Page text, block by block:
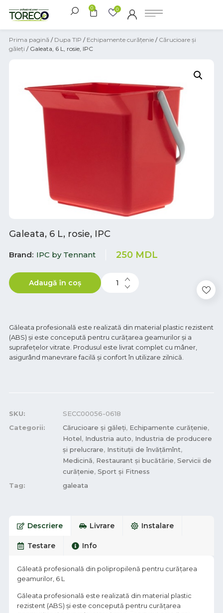
0 0
Prima pagină / Dupa TIP / Echipamente curățenie / Cărucioare și
găleți / Galeata, 6 L, rosie, IPC
Galeata, 6 L, rosie, IPC
Brand IPC by Tennant 250 MDL
Adaugă în coș
Găleata profesională este realizată din material plastic rezistent
(ABS) și este concepută pentru curățarea geamurilor și a
suprafețelor vitrate. Produsul este livrat complet cu mâner,
asigurând manevrare facilă și confort în utilizare zilnică.
SKU:
SECC00056-0618
Categorii:
Cărucioare și găleți, Echipamente curățenie,
Hotel, Industria auto, Industria de producere
și prelucrare, Instituții de învățămînt,
Medicină, Restaurant și bucătărie, Servicii de
curățenie, Sport și Fitness
Tag:
galeata
Descriere Livrare Instalare
Testare Info
Găleată profesională din polipropilenă pentru curățarea
geamurilor, 6 L
Găleata profesională este realizată din material plastic
rezistent (ABS) și este concepută pentru curățarea